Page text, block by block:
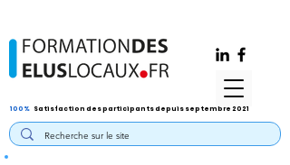
100% Satisfaction des participants depuis septembre 2021